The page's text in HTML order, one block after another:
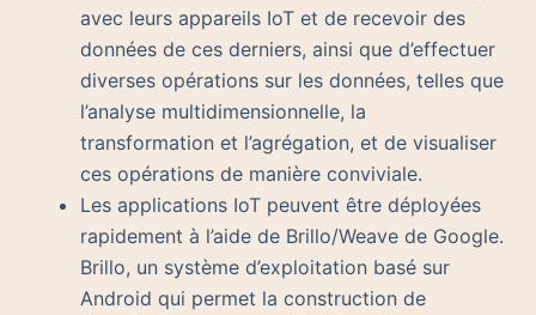
avec leurs appareils IoT et de recevoir des
données de ces derniers, ainsi que d’effectuer
diverses opérations sur les données, telles que
l’analyse multidimensionnelle, la
transformation et l’agrégation, et de visualiser
ces opérations de manière conviviale.
Les applications IoT peuvent être déployées
rapidement à l’aide de Brillo/Weave de Google.
Brillo, un système d’exploitation basé sur
Android qui permet la construction de